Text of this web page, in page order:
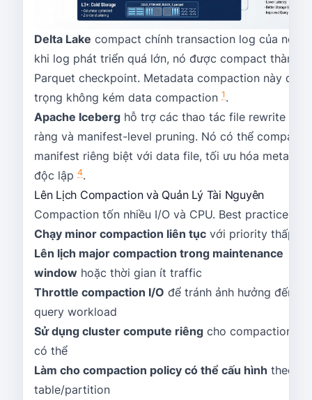
Delta Lake compact chính transaction log của nó—
khi log phát triển quá lớn, nó được compact thành
Parquet checkpoint. Metadata compaction này quan
trọng không kém data compaction 1.
Apache Iceberg hỗ trợ các thao tác file rewrite rõ
ràng và manifest-level pruning. Nó có thể compact
manifest riêng biệt với data file, tối ưu hóa metadata
độc lập 4.
Lên Lịch Compaction và Quản Lý Tài Nguyên
Compaction tốn nhiều I/O và CPU. Best practice:
Chạy minor compaction liên tục với priority thấp
Lên lịch major compaction trong maintenance
window hoặc thời gian ít traffic
Throttle compaction I/O để tránh ảnh hưởng đến
query workload
Sử dụng cluster compute riêng cho compaction
có thể
Làm cho compaction policy có thể cấu hình theo
table/partition